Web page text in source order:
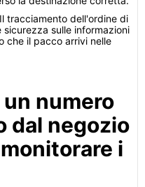
Il tracciamento dell'ordine di
sulle informazioni
che il pacco arrivi nelle
numero
dal negozio
i